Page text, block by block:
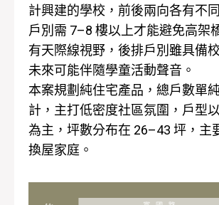
計興建的學校，前後兩向各有不
戶別需 7–8 樓以上才能避免高架
有天際線視野，後排戶別雖具備
未來可能伴隨學童活動聲音。
本案規劃純住宅產品，總戶數單
計，主打低密度社區氛圍，戶型
為主，坪數分布在 26–43 坪，主
換屋家庭。